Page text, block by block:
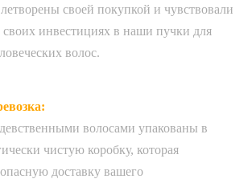
своей покупкой и чувствовали
своих инвестициях в наши пучки для
волос.
волосами упакованы в
чистую коробку, которая
доставку вашего